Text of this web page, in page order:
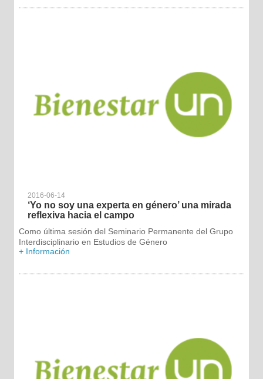
2016-06-14
‘Yo no soy una experta en género’ una mirada
reflexiva hacia el campo
Como última sesión del Seminario Permanente del Grupo
Interdisciplinario en Estudios de Género
+ Información